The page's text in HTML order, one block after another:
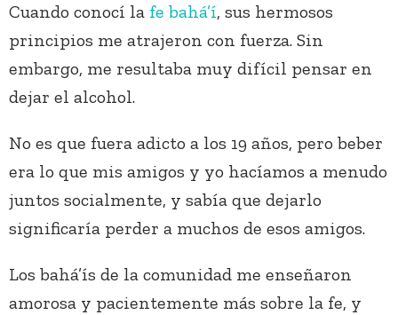
Cuando conocí la fe bahá’í, sus hermosos
principios me atrajeron con fuerza. Sin
embargo, me resultaba muy difícil pensar en
dejar el alcohol.
No es que fuera adicto a los 19 años, pero beber
era lo que mis amigos y yo hacíamos a menudo
juntos socialmente, y sabía que dejarlo
significaría perder a muchos de esos amigos.
Los bahá’ís de la comunidad me enseñaron
amorosa y pacientemente más sobre la fe, y